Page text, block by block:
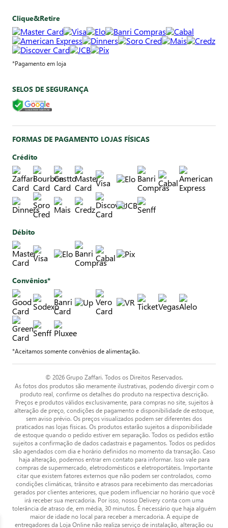
Clique&Retire
*Pagamento em loja
SELOS DE SEGURANÇA
FORMAS DE PAGAMENTO LOJAS FÍSICAS
Crédito
Débito
Convênios*
*Aceitamos somente convênios de alimentação.
© 2026 Grupo Zaffari. Todos os Direitos Reservados.
As fotos dos produtos são meramente ilustrativas, podendo divergir com o
produto real, confirme os detalhes do produto na respectiva descrição.
Preços e produtos válidos exclusivamente, para compras no site, sujeitos à
alteração de preço, condições de pagamento e disponibilidade de estoque,
sem aviso prévio. Os preços visualizados podem ser diferentes dos
praticados nas lojas físicas. Os produtos estarão sujeitos a disponibilidade
de estoque quando o pedido estiver em separação. Todos os pedidos estão
sujeitos a confirmação de dados cadastrais e pagamentos. Todos os pedidos
são agendados com dia e horário definidos no momento da transação. Caso
haja alteração, podemos entrar em contato para informar. Isso vale para
compras de supermercado, eletrodomésticos e eletroportáteis. Importante
citar que existem fatores externos que não podem ser controlados, como
condições climáticas, trânsito e atrasos para recebimento das mercadorias
gerados por clientes anteriores, que podem influenciar no horário que você
irá receber sua mercadoria. Por isso, nosso Delivery conta com uma
tolerância de atraso de, em média, 30 minutos. É necessário que haja alguém
maior de idade no local para receber a mercadoria. A equipe de
entregadores da Loja Online não realiza serviço de instalação, alteração ou